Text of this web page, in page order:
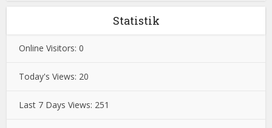
Statistik
Online Visitors:0
Today's Views: 20
Last 7 Days Views: 251